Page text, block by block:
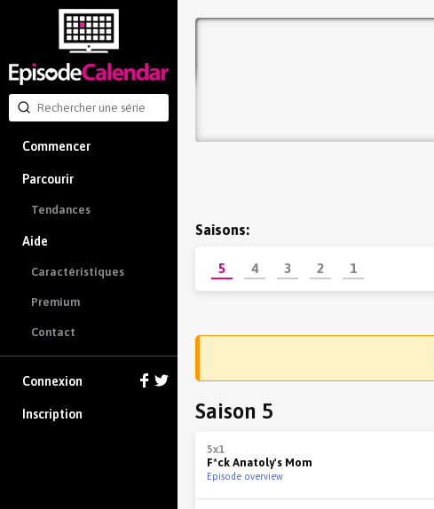
Commencer
Parcourir
Tendances
Aide
Caractéristiques
Premium
Contact
Connexion
Inscription
Saisons:
5 4 3 2 1
Saison 5
5x1
F*ck Anatoly's Mom
Episode overview